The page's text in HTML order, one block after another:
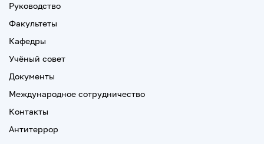
Руководство
Факультеты
Кафедры
Учёный совет
Документы
Международное сотрудничество
Контакты
Антитеррор